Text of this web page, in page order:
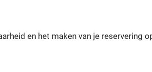
en het maken van je reservering